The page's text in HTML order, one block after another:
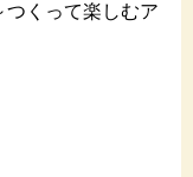
つくって楽しむア